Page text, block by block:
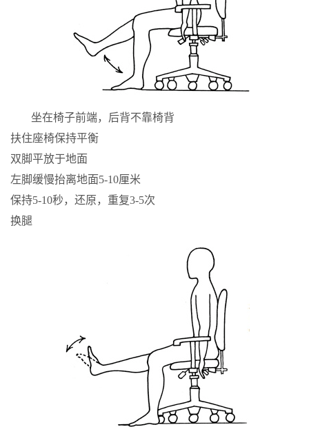
坐在椅子前端，后背不靠椅背
扶住座椅保持平衡
双脚平放于地面
左脚缓慢抬离地面5-10厘米
保持5-10秒，还原，重复3-5次
换腿